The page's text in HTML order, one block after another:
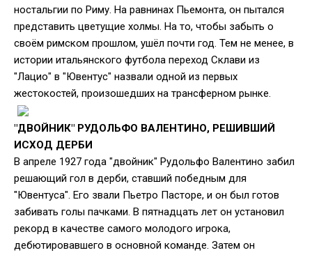
ностальгии по Риму. На равнинах Пьемонта, он пытался
представить цветущие холмы. На то, чтобы забыть о
своём римском прошлом, ушёл почти год. Тем не менее, в
истории итальянского футбола переход Склави из
"Лацио" в "Ювентус" назвали одной из первых
жестокостей, произошедших на трансферном рынке.
"ДВОЙНИК" РУДОЛЬФО ВАЛЕНТИНО, РЕШИВШИЙ
ИСХОД ДЕРБИ
В апреле 1927 года "двойник" Рудольфо Валентино забил
решающий гол в дерби, ставший победным для
"Ювентуса". Его звали Пьетро Пасторе, и он был готов
забивать голы пачками. В пятнадцать лет он установил
рекорд в качестве самого молодого игрока,
дебютировавшего в основной команде. Затем он